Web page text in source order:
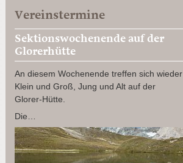
Vereinstermine
Sektionswochenende auf der
Glorerhütte
An diesem Wochenende treffen sich wieder
Klein und Groß, Jung und Alt auf der
Glorer-Hütte.
Die…